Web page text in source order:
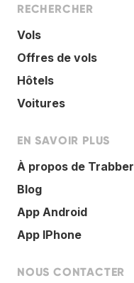
RECHERCHER
Vols
Offres de vols
Hôtels
Voitures
EN SAVOIR PLUS
À propos de Trabber
Blog
App Android
App IPhone
NOUS CONTACTER